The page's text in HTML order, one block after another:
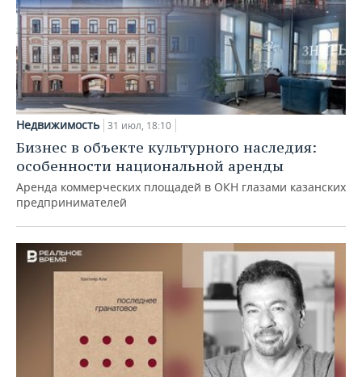
Недвижимость 31 июл, 18:10
Бизнес в объекте культурного наследия:
особенности национальной аренды
Аренда коммерческих площадей в ОКН глазами казанских
предпринимателей